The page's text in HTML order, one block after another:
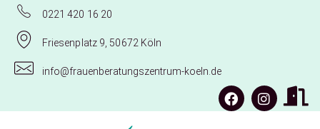
0221 420 16 20
Friesenplatz 9, 50672 Köln
info@frauenberatungszentrum-koeln.de